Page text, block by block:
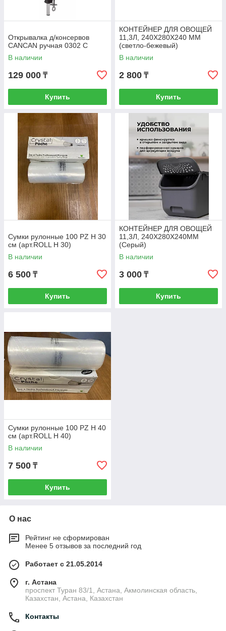
Открывалка д/консервов
CANCAN ручная 0302 С
В наличии
129 000 ₸
Купить
КОНТЕЙНЕР ДЛЯ ОВОЩЕЙ
11,3Л, 240Х280Х240 ММ
(светло-бежевый)
В наличии
2 800 ₸
Купить
Сумки рулонные 100 PZ H 30
см (арт.ROLL H 30)
В наличии
6 500 ₸
Купить
КОНТЕЙНЕР ДЛЯ ОВОЩЕЙ
11,3Л, 240Х280Х240ММ
(Серый)
В наличии
3 000 ₸
Купить
Сумки рулонные 100 PZ H 40
см (арт.ROLL H 40)
В наличии
7 500 ₸
Купить
О нас
Рейтинг не сформирован
Менее 5 отзывов за последний год
Работает с 21.05.2014
г. Астана
проспект Туран 83/1, Астана, Акмолинская область,
Казахстан, Астана, Казахстан
Контакты